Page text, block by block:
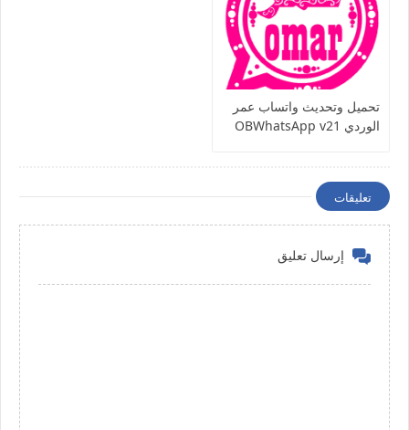
تحميل وتحديث واتساب عمر
الوردي OBWhatsApp v21
تعليقات
إرسال تعليق